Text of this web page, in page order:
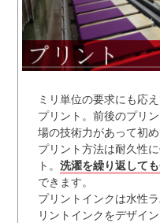
ミリ単位の要求にも応
プリント。前後のプリ
場の技術力があって初め
プリント方法は耐久性
ト。 洗濯を繰り返して
できます。
プリントインクは水性
リントインクをデザイ